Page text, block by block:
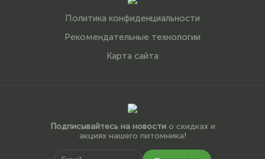
Политика конфиденциальности
Рекомендательные технологии
Карта сайта
Подписывайтесь на новостио скидках и
акциях нашего питомника!